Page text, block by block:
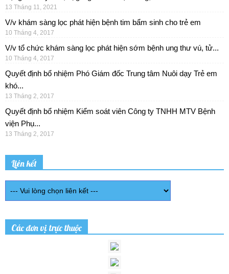
13 Tháng 11, 2021
V/v khám sàng lọc phát hiện bệnh tim bẩm sinh cho trẻ em
10 Tháng 4, 2017
V/v tổ chức khám sàng lọc phát hiện sớm bệnh ung thư vú, tử...
10 Tháng 4, 2017
Quyết định bổ nhiệm Phó Giám đốc Trung tâm Nuôi dạy Trẻ em
khó...
13 Tháng 2, 2017
Quyết định bổ nhiệm Kiểm soát viên Công ty TNHH MTV Bệnh
viện Phụ...
13 Tháng 2, 2017
Liên kết
Các đơn vị trực thuộc